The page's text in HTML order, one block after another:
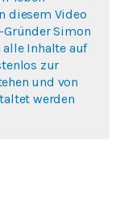
diesem Video
Simon
Inhalte auf
zur
und von
werden